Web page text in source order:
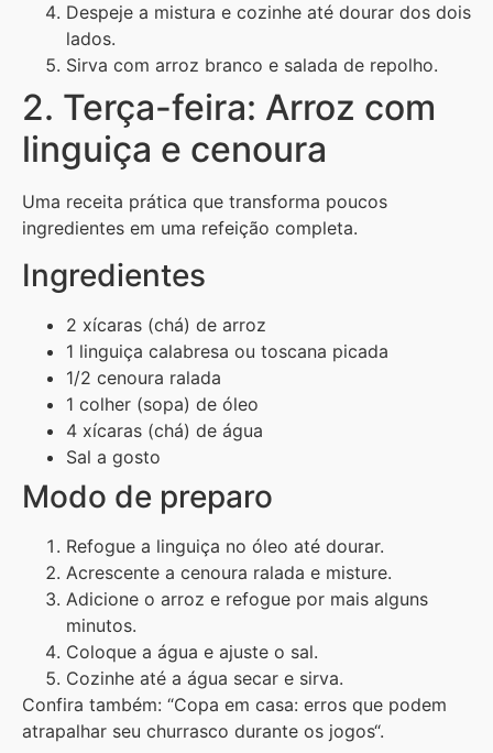
Despeje a mistura e cozinhe até dourar dos dois
lados.
Sirva com arroz branco e salada de repolho.
2. Terça-feira: Arroz com
linguiça e cenoura
Uma receita prática que transforma poucos
ingredientes em uma refeição completa.
Ingredientes
2 xícaras (chá) de arroz
1 linguiça calabresa ou toscana picada
1/2 cenoura ralada
1 colher (sopa) de óleo
4 xícaras (chá) de água
Sal a gosto
Modo de preparo
Refogue a linguiça no óleo até dourar.
Acrescente a cenoura ralada e misture.
Adicione o arroz e refogue por mais alguns
minutos.
Coloque a água e ajuste o sal.
Cozinhe até a água secar e sirva.
Confira também: “Copa em casa: erros que podem
atrapalhar seu churrasco durante os jogos“.